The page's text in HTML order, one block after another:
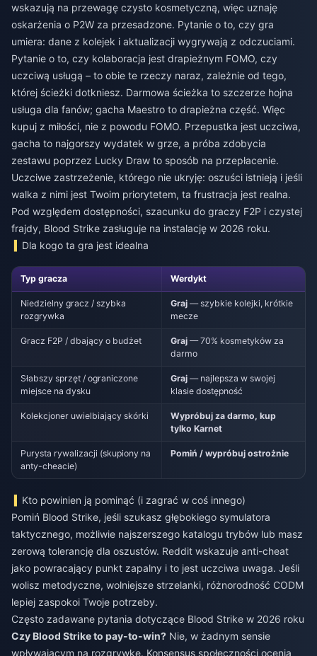
wskazują na przewagę czysto kosmetyczną, więc uznaję
oskarżenia o P2W za przesadzone. Pytanie o to, czy gra
umiera: dane z kolejek i aktualizacji wygrywają z odczuciami.
Pytanie o to, czy kolaboracja jest drapieżnym FOMO, czy
uczciwą usługą – to obie te rzeczy naraz, zależnie od tego,
której ścieżki dotkniesz. Darmowa ścieżka to szczerze hojna
usługa dla fanów; gacha Maestro to drapieżna część. Więc
kupuj z miłości, nie z powodu FOMO. Przepustka jest uczciwa,
gacha to najgorszy wydatek w grze, a próba zdobycia
zestawu poprzez Lucky Draw to sposób na przepłacenie.
Uczciwe zastrzeżenie, którego nie ukryję: oszuści istnieją i jeśli
walka z nimi jest Twoim priorytetem, ta frustracja jest realna.
Pod względem dostępności, szacunku do graczy F2P i czystej
frajdy, Blood Strike zasługuje na instalację w 2026 roku.
Dla kogo ta gra jest idealna
Typ gracza Werdykt
Niedzielny gracz / szybka
rozgrywka
Graj — szybkie kolejki, krótkie
mecze
Gracz F2P / dbający o budżet Graj — 70% kosmetyków za
darmo
Słabszy sprzęt / ograniczone
miejsce na dysku
Graj — najlepsza w swojej
klasie dostępność
Kolekcjoner uwielbiający skórki
Wypróbuj za darmo, kup
tylko Karnet
Purysta rywalizacji (skupiony na
anty-cheacie)
Pomiń / wypróbuj ostrożnie
Kto powinien ją pominąć (i zagrać w coś innego)
Pomiń Blood Strike, jeśli szukasz głębokiego symulatora
taktycznego, możliwie najszerszego katalogu trybów lub masz
zerową tolerancję dla oszustów. Reddit wskazuje anti-cheat
jako powracający punkt zapalny i to jest uczciwa uwaga. Jeśli
wolisz metodyczne, wolniejsze strzelanki, różnorodność CODM
lepiej zaspokoi Twoje potrzeby.
Często zadawane pytania dotyczące Blood Strike w 2026 roku
Czy Blood Strike to pay-to-win? Nie, w żadnym sensie
wpływającym na rozgrywkę. Konsensus społeczności ocenia